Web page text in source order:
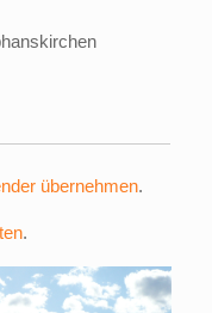
übernehmen.
.